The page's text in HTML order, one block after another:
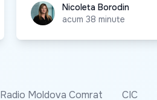
Nicoleta Borodin
Nicoleta Borodin
acum 38 minute
Radio Moldova Comrat CIC